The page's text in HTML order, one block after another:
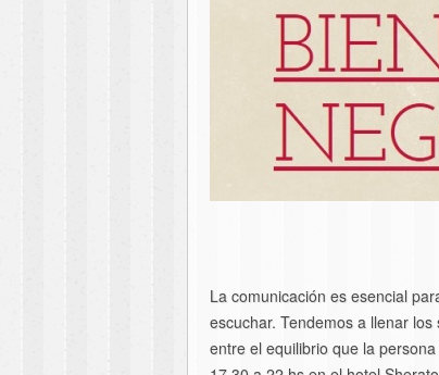
La comunicación es esencial
escuchar. Tendemos a llenar
entre el equilibrio que la